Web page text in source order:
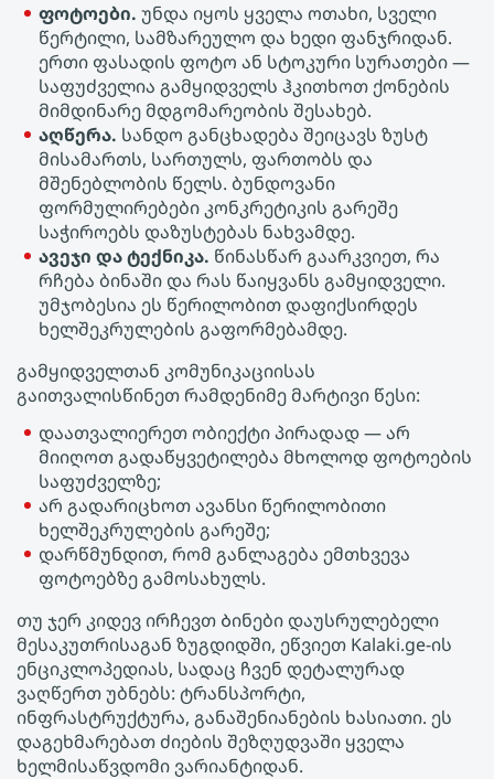
ფოტოები. უნდა იყოს ყველა ოთახი, სველი
წერტილი, სამზარეულო და ხედი ფანჯრიდან.
ერთი ფასადის ფოტო ან სტოკური სურათები —
საფუძველია გამყიდველს ჰკითხოთ ქონების
მიმდინარე მდგომარეობის შესახებ.
აღწერა. სანდო განცხადება შეიცავს ზუსტ
მისამართს, სართულს, ფართობს და
მშენებლობის წელს. ბუნდოვანი
ფორმულირებები კონკრეტიკის გარეშე
საჭიროებს დაზუსტებას ნახვამდე.
ავეჯი და ტექნიკა. წინასწარ გაარკვიეთ, რა
რჩება ბინაში და რას წაიყვანს გამყიდველი.
უმჯობესია ეს წერილობით დაფიქსირდეს
ხელშეკრულების გაფორმებამდე.
გამყიდველთან კომუნიკაციისას
გაითვალისწინეთ რამდენიმე მარტივი წესი:
დაათვალიერეთ ობიექტი პირადად — არ
მიიღოთ გადაწყვეტილება მხოლოდ ფოტოების
საფუძველზე;
არ გადარიცხოთ ავანსი წერილობითი
ხელშეკრულების გარეშე;
დარწმუნდით, რომ განლაგება ემთხვევა
ფოტოებზე გამოსახულს.
თუ ჯერ კიდევ ირჩევთ Ბინები დაუსრულებელი
მესაკუთრისაგან ზუგდიდში, ეწვიეთ Kalaki.ge-ის
ენციკლოპედიას, სადაც ჩვენ დეტალურად
ვაღწერთ უბნებს: ტრანსპორტი,
ინფრასტრუქტურა, განაშენიანების ხასიათი. ეს
დაგეხმარებათ ძიების შეზღუდვაში ყველა
ხელმისაწვდომი ვარიანტიდან.